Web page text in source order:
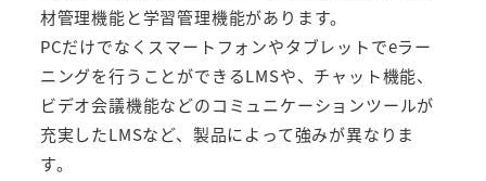
材管理機能と学習管理機能があります。
PCだけでなくスマートフォンやタブレットでeラー
ニングを行うことができるLMSや、チャット機能、
ビデオ会議機能などのコミュニケーションツールが
充実したLMSなど、製品によって強みが異なりま
す。